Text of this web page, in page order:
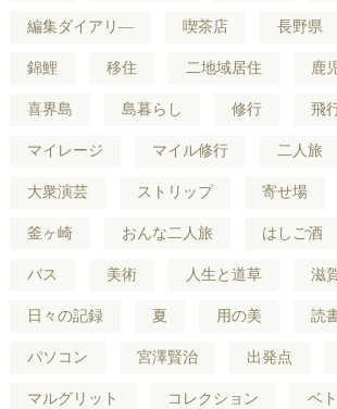
編集ダイアリ― 喫茶店 長野県
錦鯉 移住 二地域居住 鹿
喜界島 島暮らし 修行 飛
マイレージ マイル修行 二人旅
大衆演芸 ストリップ 寄せ場
釜ヶ崎 おんな二人旅 はしご酒
バス 美術 人生と道草 滋
日々の記録 夏 用の美 読
パソコン 宮澤賢治 出発点
マルグリット コレクション ベ